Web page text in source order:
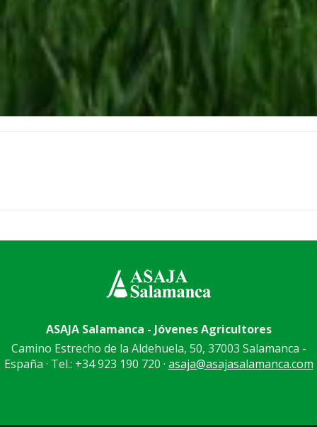
ASAJA Salamanca - Jóvenes Agricultores
Camino Estrecho de la Aldehuela, 50, 37003 Salamanca -
España · Tel.: +34 923 190 720 · asaja@asajasalamanca.com